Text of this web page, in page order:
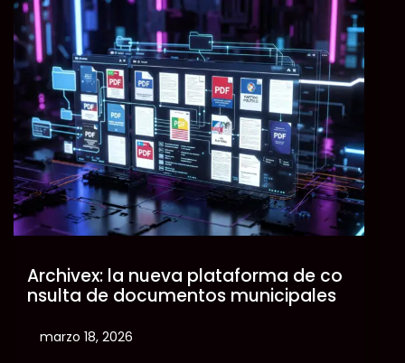
Skip
content
Archivex: la nueva plataforma de co
nsulta de documentos municipales
marzo 18, 2026